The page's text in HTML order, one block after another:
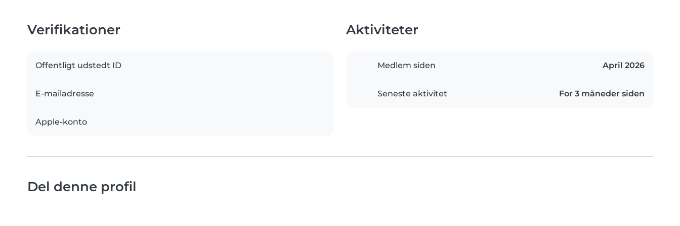
Verifikationer
Offentligt udstedt ID
E-mailadresse
Apple-konto
Aktiviteter
Medlem siden April 2026
Seneste aktivitet For 3 måneder siden
Del denne profil